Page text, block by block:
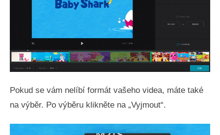
Pokud se vám nelíbí formát vašeho videa, máte také
na výběr. Po výběru klikněte na „Vyjmout“.